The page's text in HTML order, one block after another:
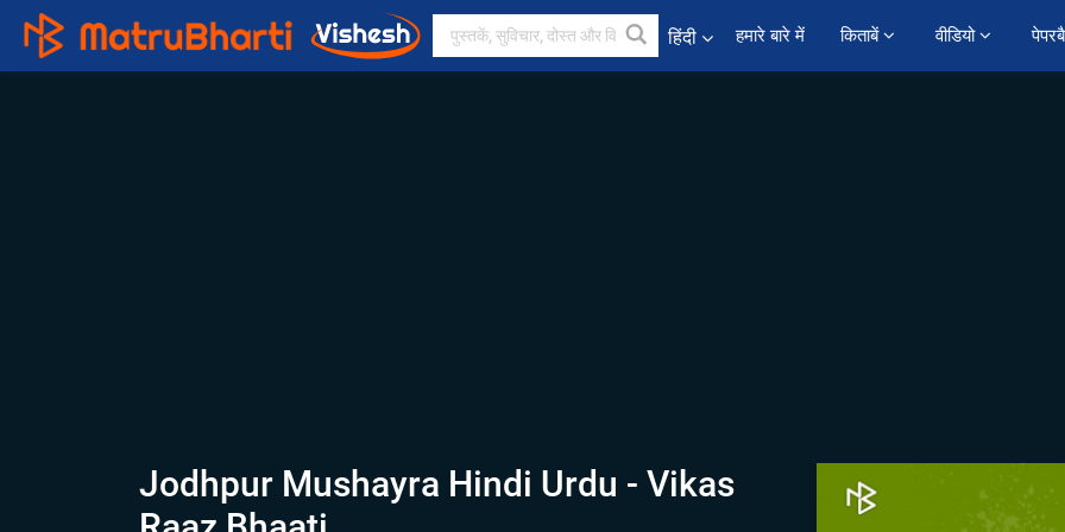
हिंदी हमारे बारे में किताबें वीडियो
Jodhpur Mushayra Hindi Urdu - Vikas